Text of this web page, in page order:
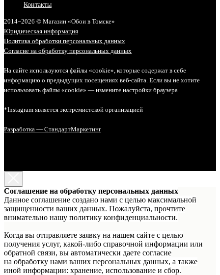
Контакты
2014−2026 © Магазин «Обои в Томске»
Юридическая информация
Политика обработки персональных данных
Согласие на обработку персональных данных
На сайте используются файлы «cookie», которые содержат в себе
информацию о предыдущих посещениях веб-сайта. Если вы не хотите
использовать файлы «cookie» — измените настройки браузера
*Instagram является экстремистской организацией
Разработка — СтандартМаркетинг
Соглашение на обработку персональных данных
Данное соглашение создано нами с целью максимальной
защищенности ваших данных. Пожалуйста, прочтите
внимательно нашу политику конфиденциальности.
Когда вы отправляете заявку на нашем сайте с целью
получения услуг, какой-либо справочной информации или
обратной связи, вы автоматически даете согласие
на обработку нами ваших персональных данных, а также
иной информации: хранение, использование и сбор.